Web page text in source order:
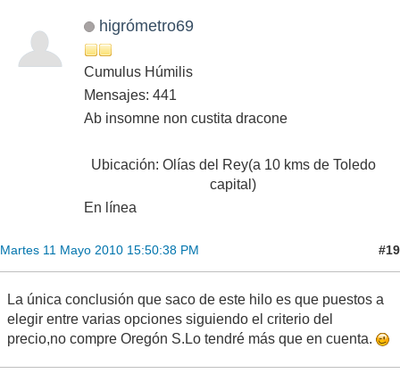
higrómetro69
Cumulus Húmilis
Mensajes: 441
Ab insomne non custita dracone
Ubicación: Olías del Rey(a 10 kms de Toledo
capital)
En línea
Martes 11 Mayo 2010 15:50:38 PM #19
La única conclusión que saco de este hilo es que puestos a
elegir entre varias opciones siguiendo el criterio del
precio,no compre Oregón S.Lo tendré más que en cuenta.